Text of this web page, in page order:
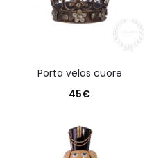
porta velas cuore
45€